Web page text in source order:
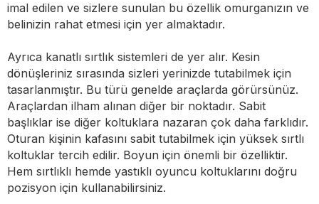
imal edilen ve sizlere sunulan bu özellik omurganızın ve
belinizin rahat etmesi için yer almaktadır.
Ayrıca kanatlı sırtlık sistemleri de yer alır. Kesin
dönüşleriniz sırasında sizleri yerinizde tutabilmek için
tasarlanmıştır. Bu türü genelde araçlarda görürsünüz.
Araçlardan ilham alınan diğer bir noktadır. Sabit
başlıklar ise diğer koltuklara nazaran çok daha farklıdır.
Oturan kişinin kafasını sabit tutabilmek için yüksek sırtlı
koltuklar tercih edilir. Boyun için önemli bir özelliktir.
Hem sırtlıklı hemde yastıklı oyuncu koltuklarını doğru
pozisyon için kullanabilirsiniz.